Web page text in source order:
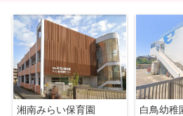
湘南みらい保育園
白鳥幼稚